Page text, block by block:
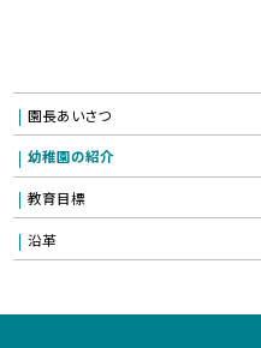
園長あいさつ
幼稚園の紹介
教育目標
沿革